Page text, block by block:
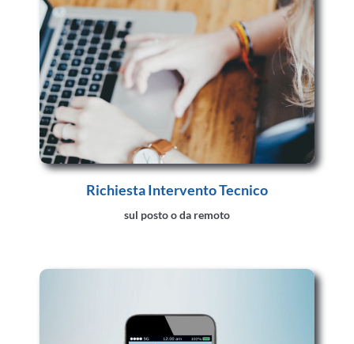
Richiesta Intervento Tecnico
sul posto o da remoto